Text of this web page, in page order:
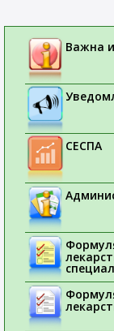
Важна
СЕСПА